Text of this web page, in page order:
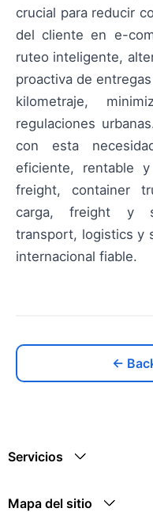
crucial para reducir
del cliente en e-
ruteo inteligente,
proactiva de
kilometraje,
regulaciones
con esta
eficiente, rentable
freight, container
carga, freight y
transport, logistics y
internacional fiable.
←
Servicios
Mapa del sitio